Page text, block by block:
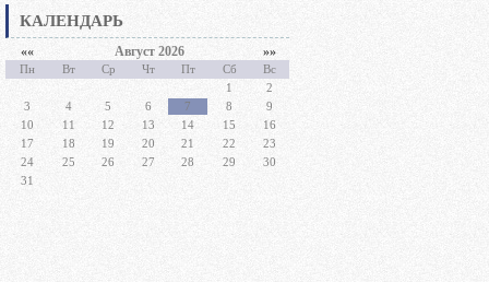
КАЛЕНДАРЬ
«« Август 2026 »»
Пн Вт Ср Чт Пт Сб
Вс
1
2
3
4 5 6 7 8
9
10
11 12 13 14 15
16
17
18 19 20 21 22
23
24
25 26 27 28 29
30
31